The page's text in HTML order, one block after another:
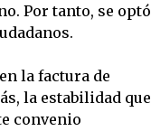
Por tanto, se optó
la factura de
la estabilidad que
convenio